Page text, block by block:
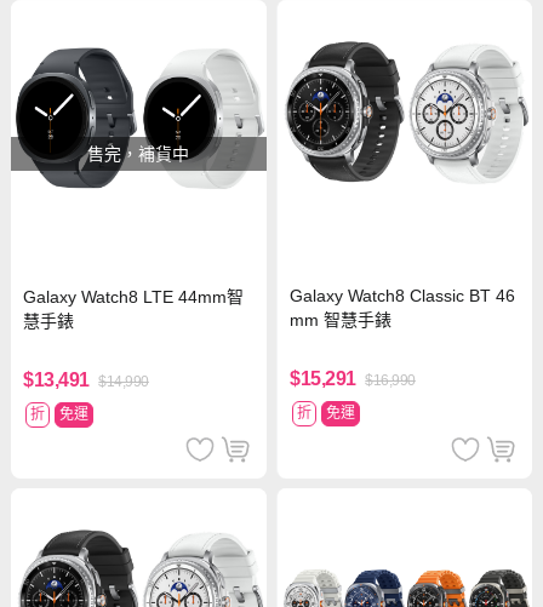
售完，補貨中
Galaxy Watch8 LTE 44mm智
慧手錶
$13,491 $14,990
折
免運
Galaxy Watch8 Classic BT 46
mm 智慧手錶
$15,291 $16,990
折
免運